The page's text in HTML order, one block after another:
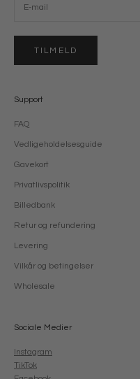
TILMELD
Support
FAQ
Vedligeholdelsesguide
Gavekort
Privatlivspolitik
Billedbank
Retur og refundering
Levering
Vilkår og betingelser
Wholesale
Sociale Medier
Instagram
TikTok